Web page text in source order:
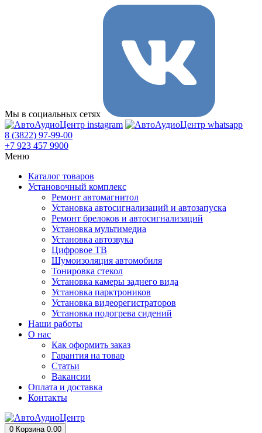
Мы в социальных сетях
8 (3822) 97-99-00
+7 923 457 9900
Меню
Каталог товаров
Установочный комплекс
Ремонт автомагнитол
Установка автосигнализаций и автозапуска
Ремонт брелоков и автосигнализаций
Установка мультимедиа
Установка автозвука
Цифровое ТВ
Шумоизоляция автомобиля
Тонировка стекол
Установка камеры заднего вида
Установка парктроников
Установка видеорегистраторов
Установка подогрева сидений
Наши работы
О нас
Как оформить заказ
Гарантия на товар
Статьи
Вакансии
Оплата и доставка
Контакты
0 Корзина 0.00